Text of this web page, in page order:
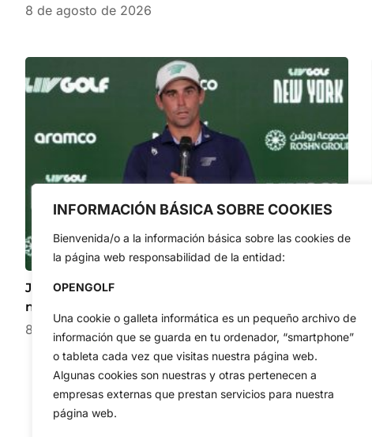
INFORMACIÓN BÁSICA SOBRE COOKIES
Bienvenida/o a la información básica sobre las cookies de
la página web responsabilidad de la entidad:
OPENGOLF
Una cookie o galleta informática es un pequeño archivo de
información que se guarda en tu ordenador, “smartphone”
o tableta cada vez que visitas nuestra página web.
Algunas cookies son nuestras y otras pertenecen a
empresas externas que prestan servicios para nuestra
página web.
8 de agosto de 2026
Joaquín Niemann sin dudas: «Sé que tengo el juego
necesario para ganar un Major»
8 de agosto de 2026